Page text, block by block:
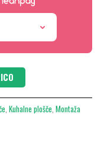
, Kuhalne plošče, Montaža